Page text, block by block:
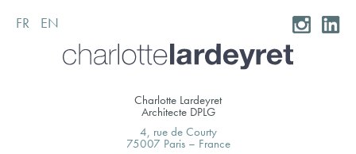
Skip
to
FR EN
Charlotte Lardeyret
Architecte DPLG
4, rue de Courty
75007 Paris – France